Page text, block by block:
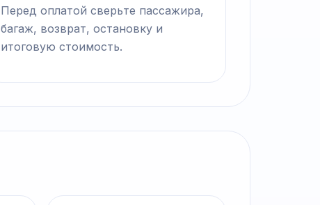
Перед оплатой сверьте пассажира,
багаж, возврат, остановку и
итоговую стоимость.